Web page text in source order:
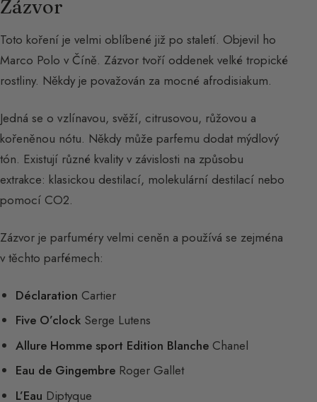
Zázvor
Toto koření je velmi oblíbené již po staletí. Objevil ho
Marco Polo v Číně. Zázvor tvoří oddenek velké tropické
rostliny. Někdy je považován za mocné afrodisiakum.
Jedná se o vzlínavou, svěží, citrusovou, růžovou a
kořeněnou nótu. Někdy může parfemu dodat mýdlový
tón. Existují různé kvality v závislosti na způsobu
extrakce: klasickou destilací, molekulární destilací nebo
pomocí CO2.
Zázvor je parfuméry velmi ceněn a používá se zejména
v těchto parfémech:
Déclaration Cartier
Five O’clock Serge Lutens
Allure Homme sport Edition Blanche Chanel
Eau de Gingembre Roger Gallet
L’Eau Diptyque